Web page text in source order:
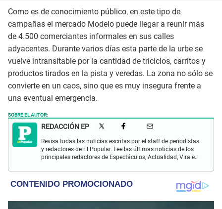
Como es de conocimiento público, en este tipo de
campañas el mercado Modelo puede llegar a reunir más
de 4.500 comerciantes informales en sus calles
adyacentes. Durante varios días esta parte de la urbe se
vuelve intransitable por la cantidad de triciclos, carritos y
productos tirados en la pista y veredas. La zona no sólo se
convierte en un caos, sino que es muy insegura frente a
una eventual emergencia.
SOBRE EL AUTOR:
REDACCIÓN EP
Revisa todas las noticias escritas por el staff de periodistas
y redactores de El Popular. Lee las últimas noticias de los
principales redactores de Espectáculos, Actualidad, Virales,